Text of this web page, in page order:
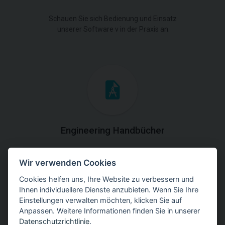
Schauen Sie sich Bedienung und Einsatz
unserer Software v in der Praxis an.
Engineering Handbücher
praktischen Erklärungen der
Programmverwendung herunter.
Wir verwenden Cookies
Cookies helfen uns, Ihre Website zu verbessern und
Ihnen individuellere Dienste anzubieten. Wenn Sie Ihre
Einstellungen verwalten möchten, klicken Sie auf
Anpassen. Weitere Informationen finden Sie in unserer
Datenschutzrichtlinie.